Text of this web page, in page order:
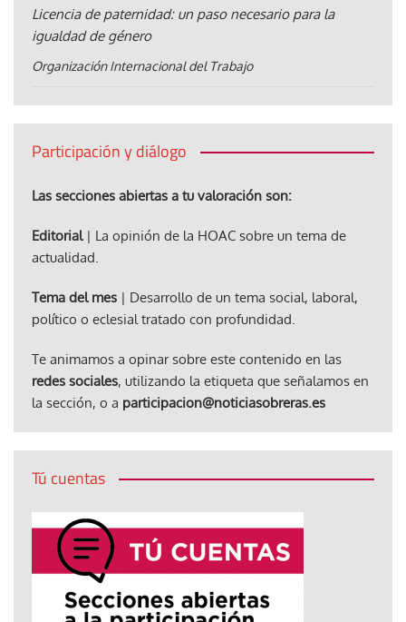
Licencia de paternidad: un paso necesario para la
igualdad de género
Organización Internacional del Trabajo
Participación y diálogo
Las secciones abiertas a tu valoración son:
Editorial| La opinión de la HOAC sobre un tema de
actualidad.
Tema del mes | Desarrollo de un tema social, laboral,
político o eclesial tratado con profundidad.
Te animamos a opinar sobre este contenido en las
redes sociales, utilizando la etiqueta que señalamos en
la sección, o a participacion@noticiasobreras.es
Tú cuentas